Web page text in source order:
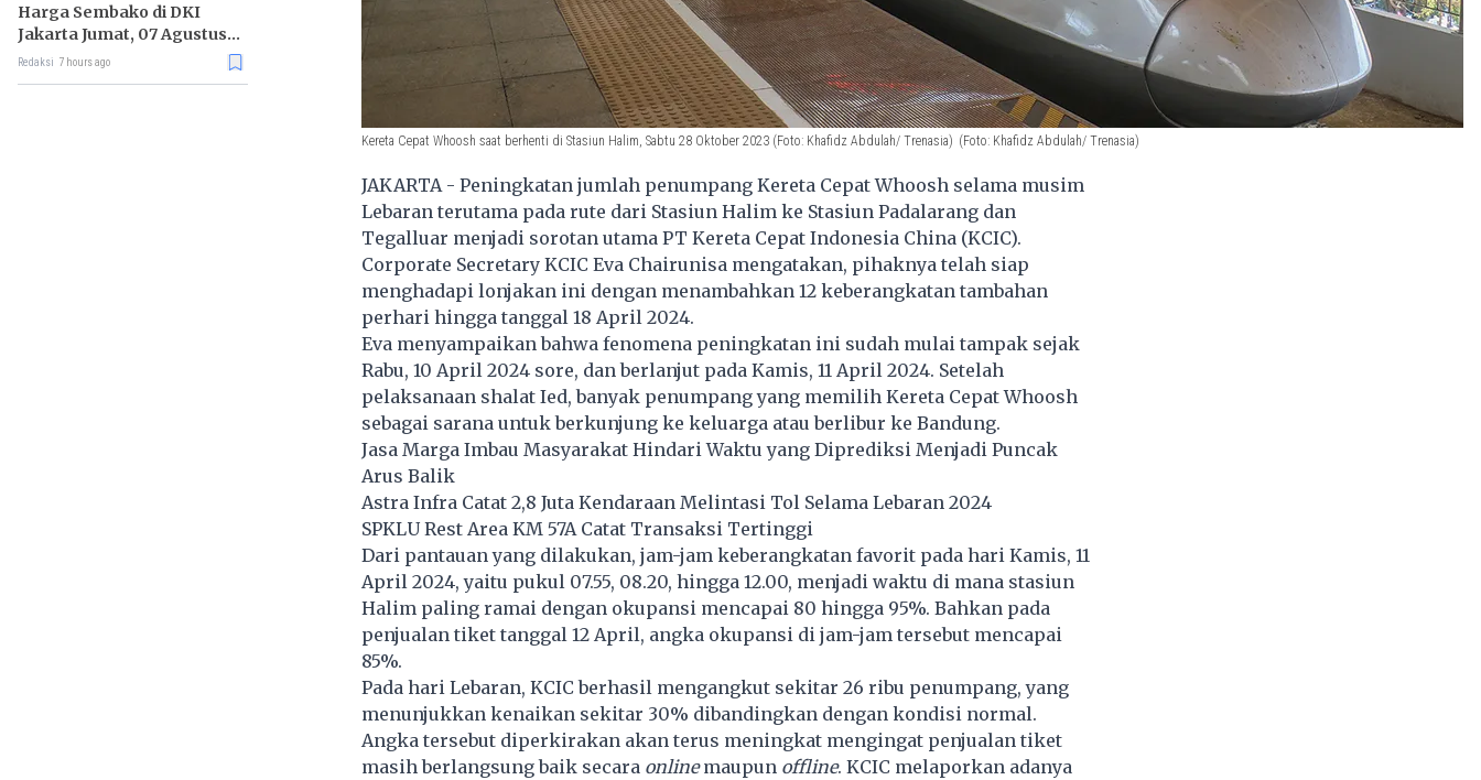
Harga Sembako di DKI
Jakarta Jumat, 07 Agustus
2026, Daging Sapi Naik, Gas
Redaksi 7 hours ago
Kereta Cepat Whoosh saat berhenti di Stasiun Halim, Sabtu 28 Oktober 2023 (Foto: Khafidz Abdulah/ Trenasia) (Foto: Khafidz Abdulah/ Trenasia)
JAKARTA - Peningkatan jumlah penumpang Kereta Cepat Whoosh selama musim
Lebaran terutama pada rute dari Stasiun Halim ke Stasiun Padalarang dan
Tegalluar menjadi sorotan utama PT Kereta Cepat Indonesia China (KCIC).
Corporate Secretary KCIC Eva Chairunisa mengatakan, pihaknya telah siap
menghadapi lonjakan ini dengan menambahkan 12 keberangkatan tambahan
perhari hingga tanggal 18 April 2024.
Eva menyampaikan bahwa fenomena peningkatan ini sudah mulai tampak sejak
Rabu, 10 April 2024 sore, dan berlanjut pada Kamis, 11 April 2024. Setelah
pelaksanaan shalat Ied, banyak penumpang yang memilih Kereta Cepat Whoosh
sebagai sarana untuk berkunjung ke keluarga atau berlibur ke Bandung.
Jasa Marga Imbau Masyarakat Hindari Waktu yang Diprediksi Menjadi Puncak
Arus Balik
Astra Infra Catat 2,8 Juta Kendaraan Melintasi Tol Selama Lebaran 2024
SPKLU Rest Area KM 57A Catat Transaksi Tertinggi
Dari pantauan yang dilakukan, jam-jam keberangkatan favorit pada hari Kamis, 11
April 2024, yaitu pukul 07.55, 08.20, hingga 12.00, menjadi waktu di mana stasiun
Halim paling ramai dengan okupansi mencapai 80 hingga 95%. Bahkan pada
penjualan tiket tanggal 12 April, angka okupansi di jam-jam tersebut mencapai
85%.
Pada hari Lebaran, KCIC berhasil mengangkut sekitar 26 ribu penumpang, yang
menunjukkan kenaikan sekitar 30% dibandingkan dengan kondisi normal.
Angka tersebut diperkirakan akan terus meningkat mengingat penjualan tiket
masih berlangsung baik secara onlinemaupun offline. KCIC melaporkan adanya